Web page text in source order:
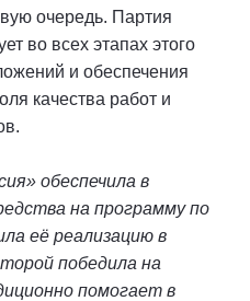
очередь. Партия
во всех этапах этого
и обеспечения
качества работ и
обеспечила в
на программу по
её реализацию в
победила на
помогает в